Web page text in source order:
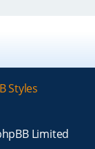
Styles
Limited